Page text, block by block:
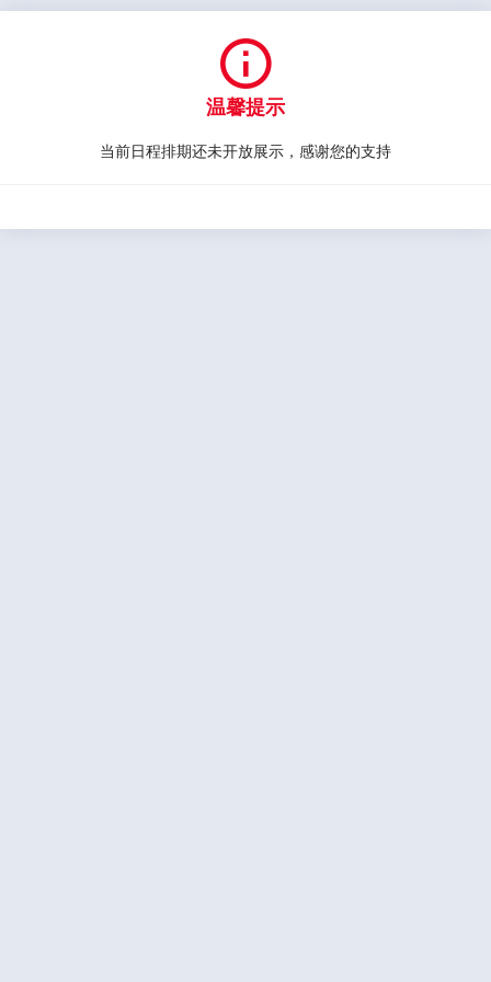

温馨提示
当前日程排期还未开放展示，感谢您的支持